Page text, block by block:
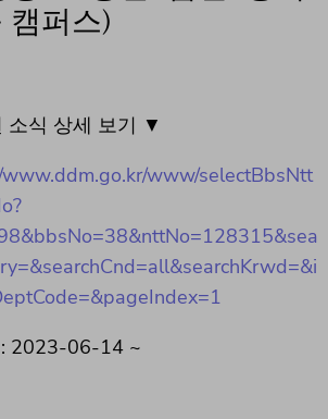
캠퍼스)
소식 상세 보기 ▼
www/selectBbsNtt
2023-06-14 ~